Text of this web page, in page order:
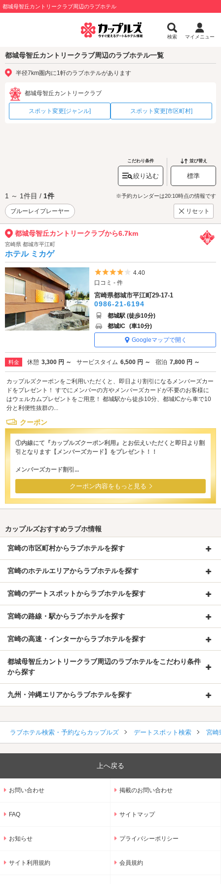
都城母智丘カントリークラブ周辺のラブホテル
検索 マイメニュー
都城母智丘カントリークラブ周辺のラブホテル一覧
半径7km圏内に1軒のラブホテルがあります
都城母智丘カントリークラブ
スポット変更[ジャンル] スポット変更[市区町村]
こだわり条件
絞り込む
並び替え
標準
1 ～ 1件目 / 1件 ※予約カレンダーは20:10時点の情報です
ブルーレイプレーヤー リセット
都城母智丘カントリークラブから6.7km
宮崎県 都城市平江町
ホテル ミカゲ
5つ星のうち4
4.40
口コミ - 件
宮崎県都城市平江町29-17-1
0986-21-6194
都城駅 (徒歩10分)
都城IC (車10分)
Googleマップで開く
料金 休憩 3,300 円 ～ サービスタイム 6,500 円 ～ 宿泊 7,800 円 ～
カップルズクーポンをご利用いただくと、即日より割引になるメンバーズカー
ドをプレゼント！ すでにメンバーの方やメンバーズカードが不要のお客様に
はウェルカムプレゼントをご用意！ 都城駅から徒歩10分、都城ICから車で10
分と利便性抜群の...
クーポン
①内線にて『カップルズクーポン利用』とお伝えいただくと即日より割
引となります【メンバーズカード】をプレゼント！！
メンバーズカード割引...
クーポン内容をもっと見る
カップルズおすすめラブホ情報
宮崎の市区町村からラブホテルを探す
宮崎のホテルエリアからラブホテルを探す
宮崎のデートスポットからラブホテルを探す
宮崎の路線・駅からラブホテルを探す
宮崎の高速・インターからラブホテルを探す
都城母智丘カントリークラブ周辺のラブホテルをこだわり条件
から探す
九州・沖縄エリアからラブホテルを探す
ラブホテル検索・予約ならカップルズ デートスポット検索 宮崎
上へ戻る
お問い合わせ 掲載のお問い合わせ
FAQ サイトマップ
お知らせ プライバシーポリシー
サイト利用規約 会員規約